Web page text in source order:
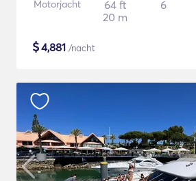
Motorjacht
64 ft
20 m
6
$4,881 /nacht